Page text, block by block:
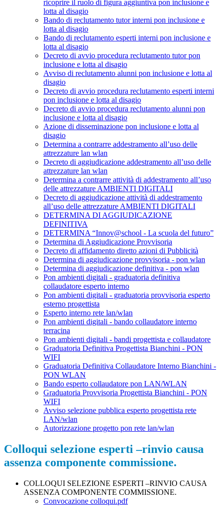
ricoprire il ruolo di figura aggiuntiva pon inclusione e
lotta al disagio
Bando di reclutamento tutor interni pon inclusione e
lotta al disagio
Bando di reclutamento esperti interni pon inclusione e
lotta al disagio
Decreto di avvio procedura reclutamento tutor pon
inclusione e lotta al disagio
Avviso di reclutamento alunni pon inclusione e lotta al
disagio
Decreto di avvio procedura reclutamento esperti interni
pon inclusione e lotta al disagio
Decreto di avvio procedura reclutamento alunni pon
inclusione e lotta al disagio
Azione di disseminazione pon inclusione e lotta al
disagio
Determina a contrarre addestramento all’uso delle
attrezzature lan wlan
Decreto di aggiudicazione addestramento all’uso delle
attrezzature lan wlan
Determina a contrarre attività di addestramento all’uso
delle attrezzature AMBIENTI DIGITALI
Decreto di aggiudicazione attività di addestramento
all’uso delle attrezzature AMBIENTI DIGITALI
DETERMINA DI AGGIUDICAZIONE
DEFINITIVA
DETERMINA “Innov@school - La scuola del futuro”
Determina di Aggiudicazione Provvisoria
Decreto di affidamento diretto azioni di Pubblicità
Determina di aggiudicazione provvisoria - pon wlan
Determina di aggiudicazione definitiva - pon wlan
Pon ambienti digitali - graduatoria definitiva
collaudatore esperto interno
Pon ambienti digitali - graduatoria provvisoria esperto
esterno progettista
Esperto interno rete lan/wlan
Pon ambienti digitali - bando collaudatore interno
terracina
Pon ambienti digitali - bandi progettista e collaudatore
Graduatoria Definitiva Progettista Bianchini - PON
WIFI
Graduatoria Definitiva Collaudatore Interno Bianchini -
PON WLAN
Bando esperto collaudatore pon LAN/WLAN
Graduatoria Provvisoria Progettista Bianchini - PON
WIFI
Avviso selezione pubblica esperto progettista rete
LAN/wlan
Autorizzazione progetto pon rete lan/wlan
Colloqui selezione esperti –rinvio causa
assenza componente commissione.
COLLOQUI SELEZIONE ESPERTI –RINVIO CAUSA
ASSENZA COMPONENTE COMMISSIONE.
Convocazione colloqui.pdf